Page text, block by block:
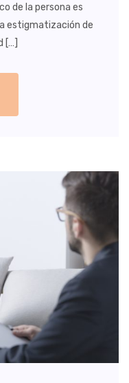
de la persona es
estigmatización de
[…]